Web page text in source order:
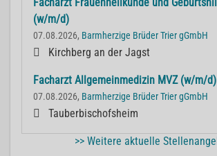
Facharzt Frauenheilkunde und
(w/m/d)
07.08.2026, Barmherzige Brüder Trier gGmbH
Kirchberg an der Jagst
Facharzt Allgemeinmedizin MVZ (w/m/d)
07.08.2026, Barmherzige Brüder Trier gGmbH
Tauberbischofsheim
>> Weitere aktuelle